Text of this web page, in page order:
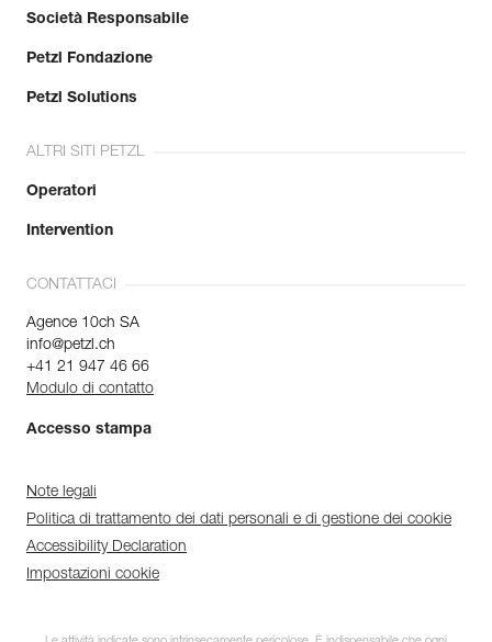
Società Responsabile
Petzl Fondazione
Petzl Solutions
ALTRI SITI PETZL
Operatori
Intervention
CONTATTACI
Agence 10ch SA
info@petzl.ch
+41 21 947 46 66
Modulo di contatto
Accesso stampa
Note legali
Politica di trattamento dei dati personali e di gestione dei cookie
Accessibility Declaration
Impostazioni cookie